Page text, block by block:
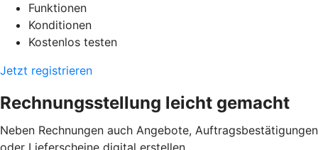
Funktionen
Konditionen
Kostenlos testen
Jetzt registrieren
Rechnungsstellung leicht gemacht
Neben Rechnungen auch Angebote, Auftragsbestätigungen